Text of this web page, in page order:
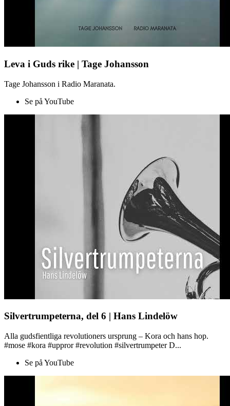
Leva i Guds rike | Tage Johansson
Tage Johansson i Radio Maranata.
Se på YouTube
Silvertrumpeterna, del 6 | Hans Lindelöw
Alla gudsfientliga revolutioners ursprung – Kora och hans hop.
#mose #kora #uppror #revolution #silvertrumpeter D...
Se på YouTube